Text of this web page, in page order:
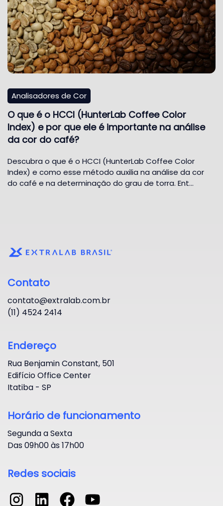
Analisadores de Cor
O que é o HCCI (HunterLab Coffee Color
Index) e por que ele é importante na análise
da cor do café?
Descubra o que é o HCCI (HunterLab Coffee Color
Index) e como esse método auxilia na análise da cor
do café e na determinação do grau de torra. Ent…
Contato
contato@extralab.com.br
(11) 4524 2414
Endereço
Rua Benjamin Constant, 501
Edifício Office Center
Itatiba - SP
Horário de funcionamento
Segunda a Sexta
Das 09h00 às 17h00
Redes sociais